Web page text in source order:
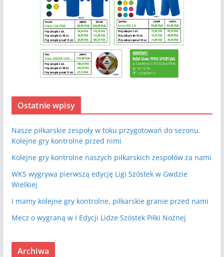
Ostatnie wpisy
Nasze piłkarskie zespoły w toku przygotowań do sezonu.
Kolejne gry kontrolne przed nimi
Kolejne gry kontrolne naszych piłkarskich zespołów za nami
WKS wygrywa pierwszą edycję Ligi Szóstek w Gwdzie
Wielkiej
I mamy kolejne gry kontrolne, piłkarskie granie przed nami
Mecz o wygraną w I Edycji Lidze Szóstek Piłki Nożnej
Archiwa